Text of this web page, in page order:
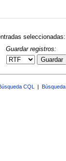
seleccionadas:
Guardar registros:
Guardar
CQL